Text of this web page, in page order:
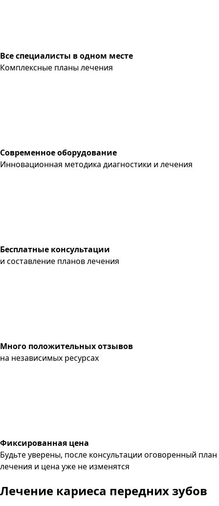
Все специалисты в одном месте
Комплексные планы лечения
Современное оборудование
Инновационная методика диагностики и лечения
Бесплатные консультации
и составление планов лечения
Много положительных отзывов
на независимых ресурсах
Фиксированная цена
Будьте уверены, после консультации оговоренный план
лечения и цена уже не изменятся
Лечение кариеса передних зубов